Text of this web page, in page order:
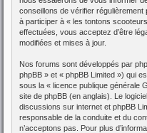
conseillons de vérifier
à participer à « les tontons
effectuées, vous acceptez d’être
modifiées et mises à jour.
Nos forums sont développés par
phpBB » et « phpBB Limited ») qui
sous la « licence publique générale
site de phpBB (en anglais). Le
discussions sur internet et phpBB
responsable de la conduite et du
n’acceptons pas. Pour plus